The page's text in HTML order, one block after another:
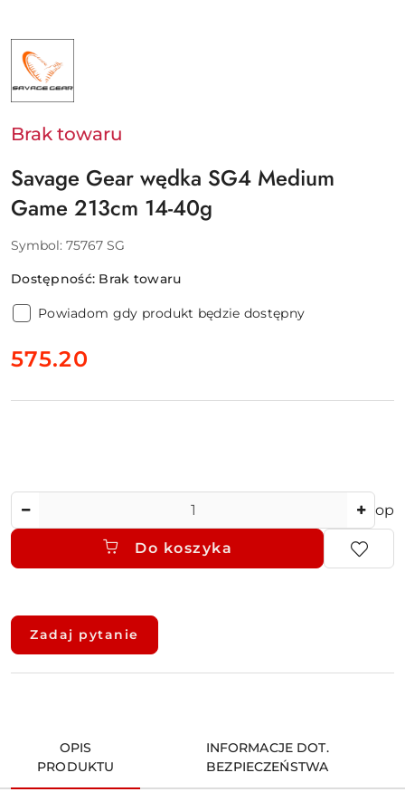
NAZWA
PRODUCENTA:
SAVAGE
GEAR
-
A/S
Brak towaru
Savage Gear wędka SG4 Medium
Game 213cm 14-40g
Symbol: 75767 SG
Dostępność: Brak towaru
Powiadom gdy produkt będzie dostępny
cena:
575.20
op
Do koszyka
Dostępność
dostawa
Zadaj pytanie
OPIS
PRODUKTU
INFORMACJE DOT.
BEZPIECZEŃSTWA